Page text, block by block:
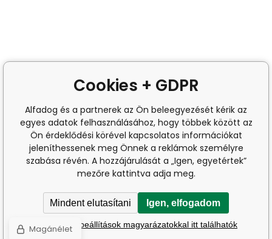
Cookies + GDPR
Alfadog és a partnerek az Ön beleegyezését kérik az
egyes adatok felhasználásához, hogy többek között az
Ön érdeklődési körével kapcsolatos információkat
jeleníthessenek meg Önnek a reklámok személyre
szabása révén. A hozzájárulását a „Igen, egyetértek”
mezőre kattintva adja meg.
Mindent elutasítani Igen, elfogadom
A részletes beállítások magyarázatokkal itt találhatók
Magánélet